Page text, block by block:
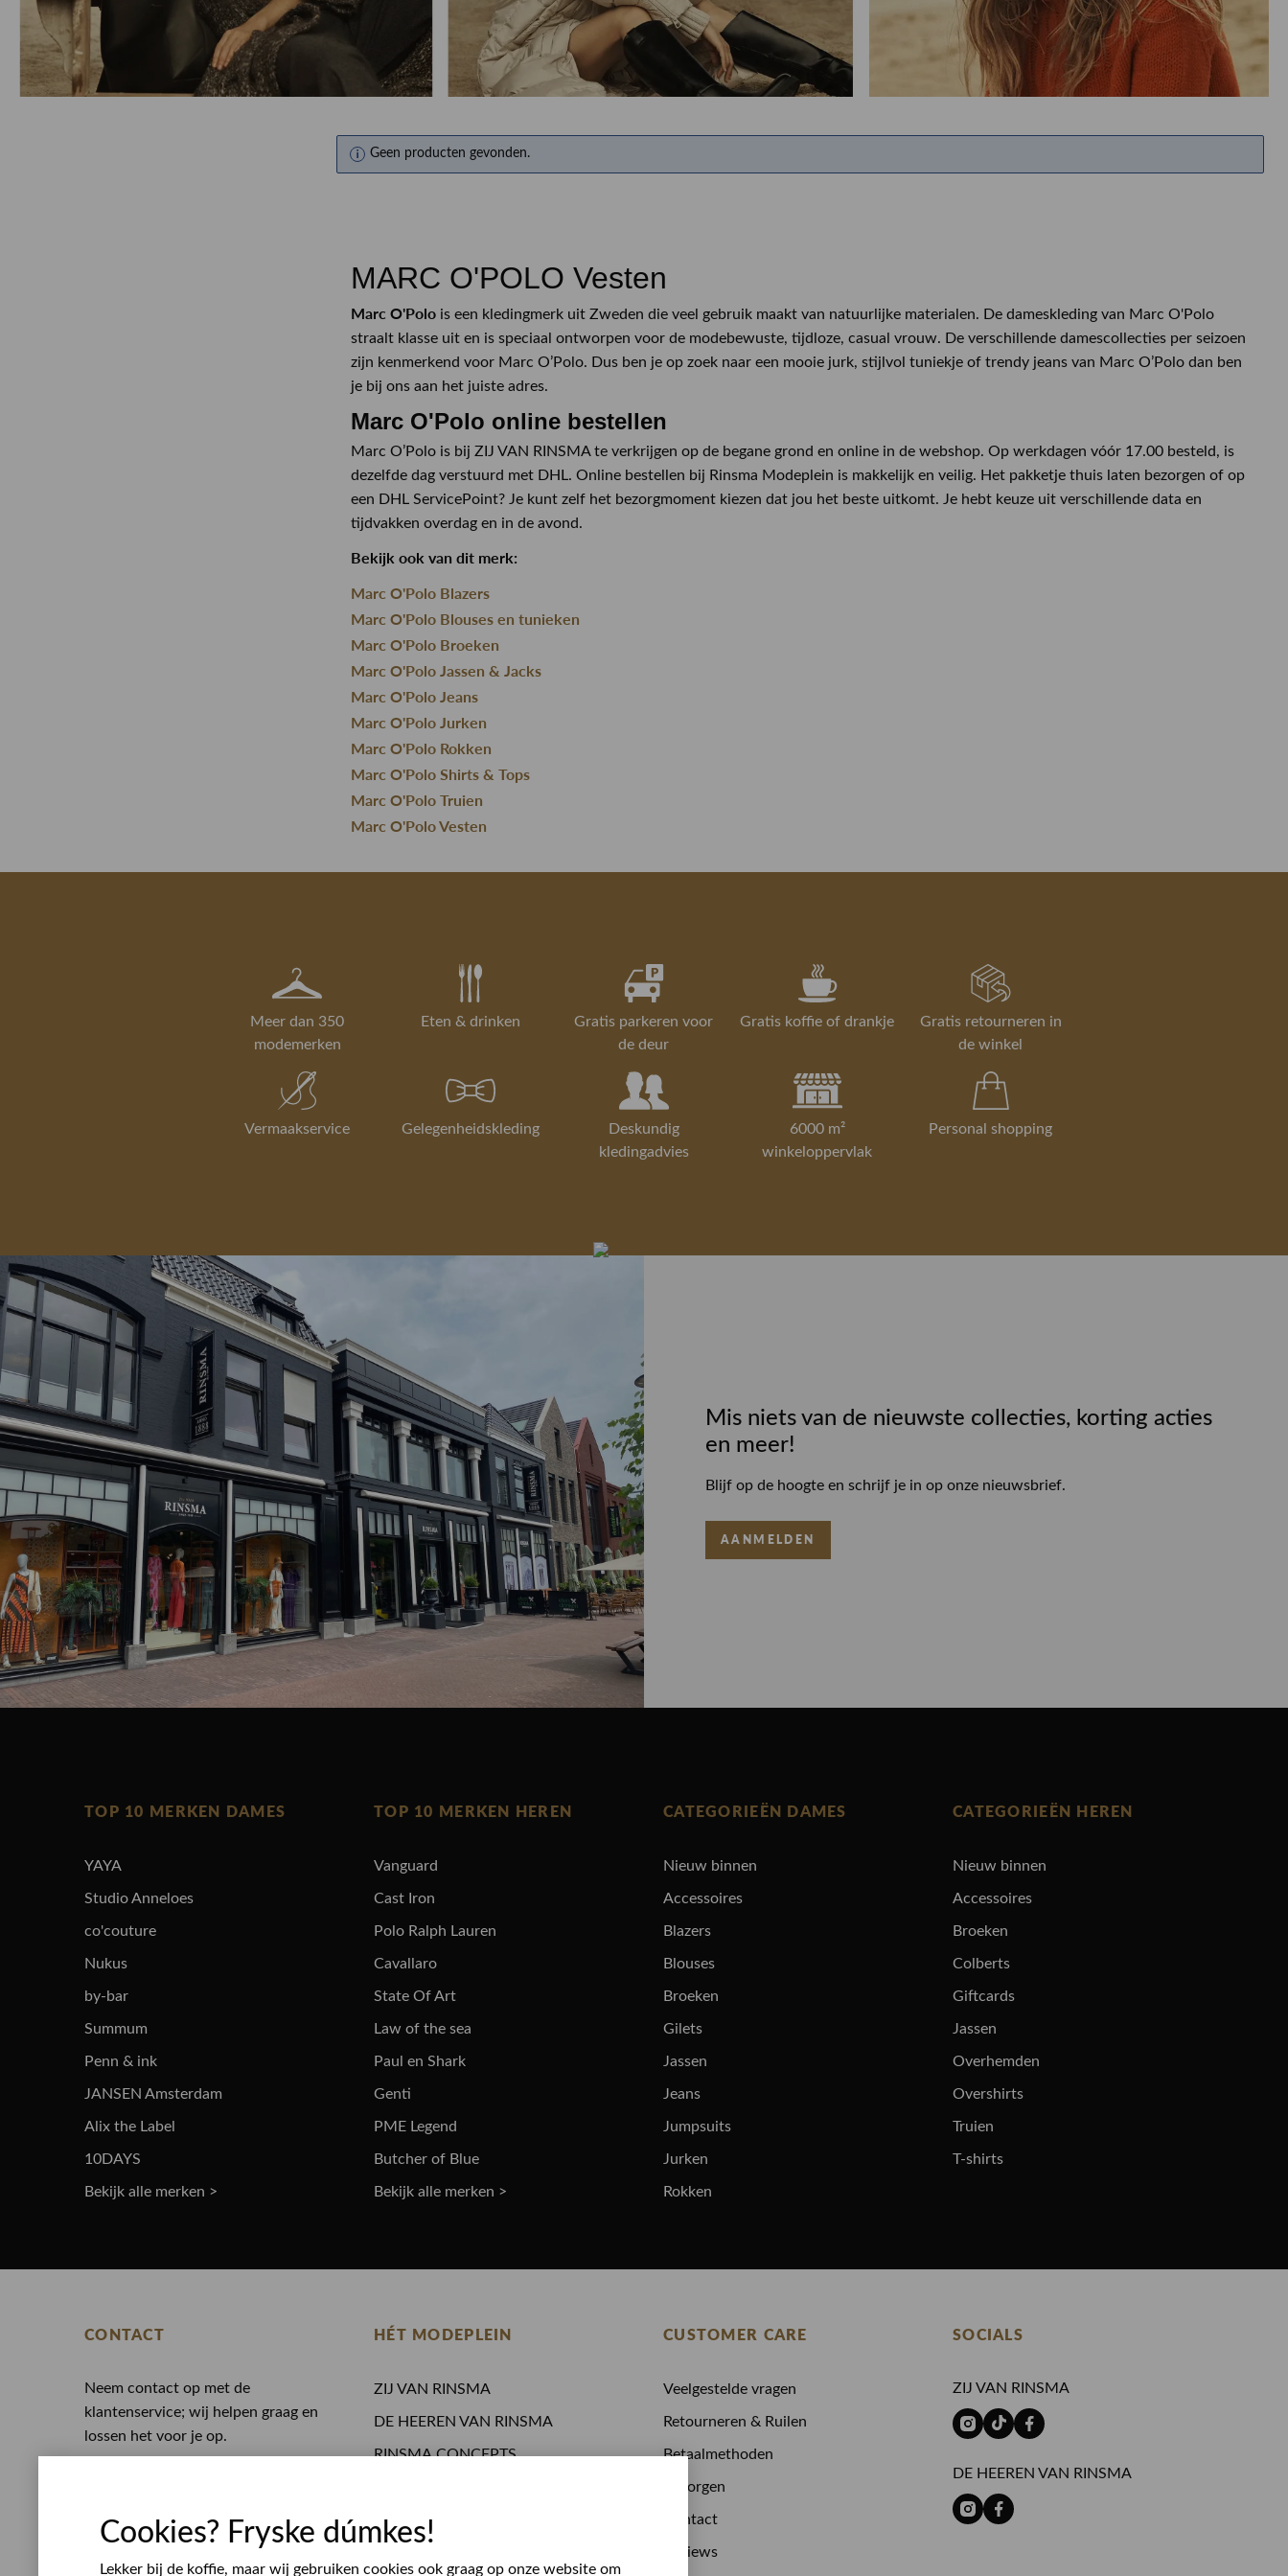
Herenkappers de Vos
ETEN & DRINKEN >
Geen producten gevonden.
MARC O'POLO Vesten
Marc O'Polo is een kledingmerk uit Zweden die veel gebruik maakt van natuurlijke materialen. De dameskleding van Marc O'Polo
straalt klasse uit en is speciaal ontworpen voor de modebewuste, tijdloze, casual vrouw. De verschillende damescollecties per seizoen
zijn kenmerkend voor Marc O’Polo. Dus ben je op zoek naar een mooie jurk, stijlvol tuniekje of trendy jeans van Marc O’Polo dan ben
je bij ons aan het juiste adres.
Marc O'Polo online bestellen
Marc O’Polo is bij ZIJ VAN RINSMA te verkrijgen op de begane grond en online in de webshop. Op werkdagen vóór 17.00 besteld, is
dezelfde dag verstuurd met DHL. Online bestellen bij Rinsma Modeplein is makkelijk en veilig. Het pakketje thuis laten bezorgen of op
een DHL ServicePoint? Je kunt zelf het bezorgmoment kiezen dat jou het beste uitkomt. Je hebt keuze uit verschillende data en
tijdvakken overdag en in de avond.
Bekijk ook van dit merk:
Marc O'Polo Blazers
Marc O'Polo Blouses en tunieken
Marc O'Polo Broeken
Marc O'Polo Jassen & Jacks
Marc O'Polo Jeans
Marc O'Polo Jurken
Marc O'Polo Rokken
Marc O'Polo Shirts & Tops
Marc O'Polo Truien
Marc O'Polo Vesten
Meer dan 350
modemerken
Eten & drinken
Gratis parkeren voor
de deur
Gratis koffie of drankje
Gratis retourneren in
de winkel
Vermaakservice Gelegenheidskleding
Deskundig
kledingadvies
6000 m²
winkeloppervlak
Personal shopping
Mis niets van de nieuwste collecties, korting acties
en meer!
Blijf op de hoogte en schrijf je in op onze nieuwsbrief.
AANMELDEN
TOP 10 MERKEN DAMES
YAYA
Studio Anneloes
co'couture
Nukus
by-bar
Summum
Penn & ink
JANSEN Amsterdam
Alix the Label
10DAYS
Bekijk alle merken >
TOP 10 MERKEN HEREN
Vanguard
Cast Iron
Polo Ralph Lauren
Cavallaro
State Of Art
Law of the sea
Paul en Shark
Genti
PME Legend
Butcher of Blue
Bekijk alle merken >
CATEGORIEËN DAMES
Nieuw binnen
Accessoires
Blazers
Blouses
Broeken
Gilets
Jassen
Jeans
Jumpsuits
Jurken
Rokken
CATEGORIEËN HEREN
Nieuw binnen
Accessoires
Broeken
Colberts
Giftcards
Jassen
Overhemden
Overshirts
Truien
T-shirts
CONTACT
Neem contact op met de
klantenservice; wij helpen graag en
lossen het voor je op.
service@rinsmamodeplein.nl
Bezoekadres
HÉT MODEPLEIN
ZIJ VAN RINSMA
DE HEEREN VAN RINSMA
RINSMA.CONCEPTS
Openingstijden
CUSTOMER CARE
Veelgestelde vragen
Retourneren & Ruilen
Betaalmethoden
Bezorgen
Contact
Reviews
SOCIALS
ZIJ VAN RINSMA
DE HEEREN VAN RINSMA
Cookies? Fryske dúmkes!
Lekker bij de koffie, maar wij gebruiken cookies ook graag op onze website om